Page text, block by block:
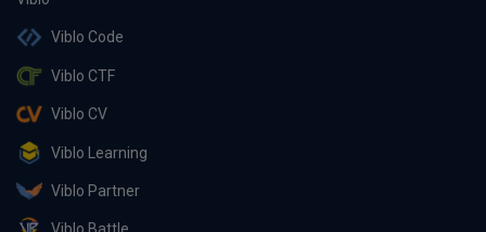
Viblo Code
Viblo CTF
Viblo CV
Viblo Learning
Viblo Partner